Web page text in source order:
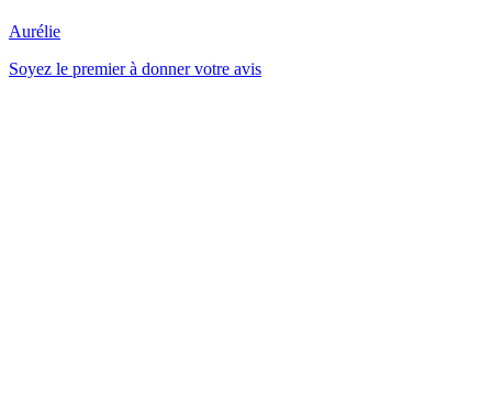
Aurélie
Soyez le premier à donner votre avis